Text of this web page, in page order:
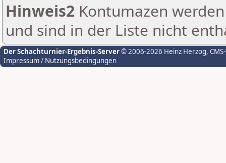
Hinweis2 Kontumazen
und sind in der Liste nicht
Der Schachturnier-Ergebnis-Server© 2006-2026 Heinz Herzog,
Impressum / Nutzungsbedingungen